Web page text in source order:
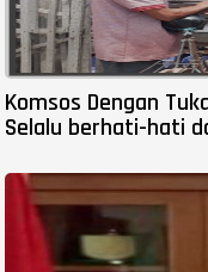
Komsos Dengan
Selalu berhati-hati